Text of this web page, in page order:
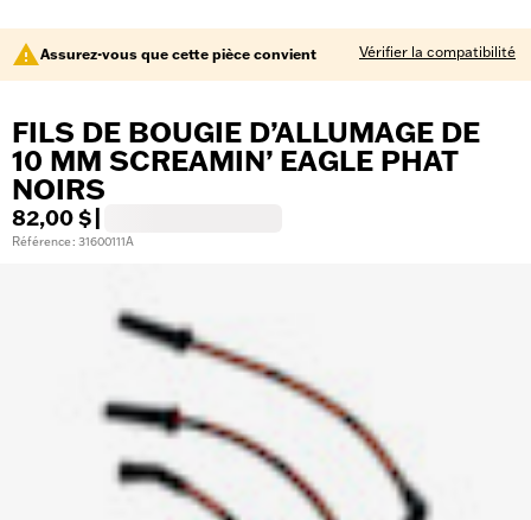
Assurez-vous que cette pièce convient Vérifier la compatibilité
FILS DE BOUGIE D’ALLUMAGE DE
10 MM SCREAMIN’ EAGLE PHAT
NOIRS
82,00 $
Référence : 31600111A